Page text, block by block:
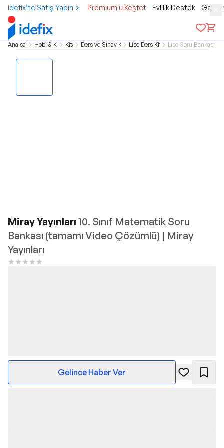
idefix’te Satış Yapın Premium'u Keşfet Evlilik Destek
Ana sayfa Hobi & KültürKitap Ders ve Sınav KitaplarıLise Ders KitaplarıLise Soru Bankası
Miray Yayınları 10. Sınıf Matematik Soru
Bankası (tamamı Video Çözümlü) | Miray
Yayınları
Gelince Haber Ver